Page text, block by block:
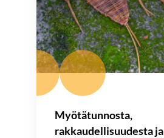
Myötätunnosta,
rakkaudellisuudesta ja